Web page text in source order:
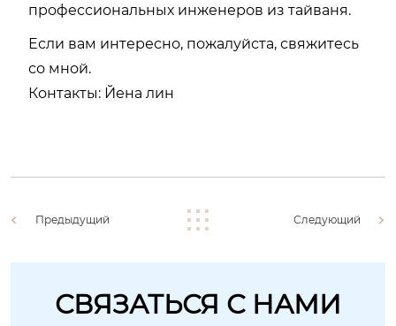
профессиональных инженеров из тайваня.
Если вам интересно, пожалуйста, свяжитесь
со мной.
Контакты: Йена лин
Предыдущий Следующий
СВЯЗАТЬСЯ С НАМИ